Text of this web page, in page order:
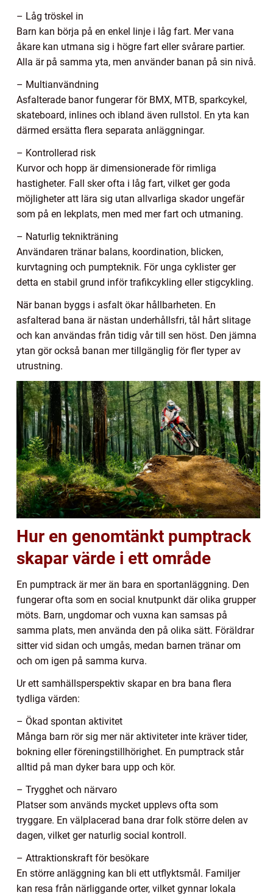
– Låg tröskel in
Barn kan börja på en enkel linje i låg fart. Mer vana
åkare kan utmana sig i högre fart eller svårare partier.
Alla är på samma yta, men använder banan på sin nivå.
– Multianvändning
Asfalterade banor fungerar för BMX, MTB, sparkcykel,
skateboard, inlines och ibland även rullstol. En yta kan
därmed ersätta flera separata anläggningar.
– Kontrollerad risk
Kurvor och hopp är dimensionerade för rimliga
hastigheter. Fall sker ofta i låg fart, vilket ger goda
möjligheter att lära sig utan allvarliga skador ungefär
som på en lekplats, men med mer fart och utmaning.
– Naturlig teknikträning
Användaren tränar balans, koordination, blicken,
kurvtagning och pumpteknik. För unga cyklister ger
detta en stabil grund inför trafikcykling eller stigcykling.
När banan byggs i asfalt ökar hållbarheten. En
asfalterad bana är nästan underhållsfri, tål hårt slitage
och kan användas från tidig vår till sen höst. Den jämna
ytan gör också banan mer tillgänglig för fler typer av
utrustning.
Hur en genomtänkt pumptrack
skapar värde i ett område
En pumptrack är mer än bara en sportanläggning. Den
fungerar ofta som en social knutpunkt där olika grupper
möts. Barn, ungdomar och vuxna kan samsas på
samma plats, men använda den på olika sätt. Föräldrar
sitter vid sidan och umgås, medan barnen tränar om
och om igen på samma kurva.
Ur ett samhällsperspektiv skapar en bra bana flera
tydliga värden:
– Ökad spontan aktivitet
Många barn rör sig mer när aktiviteter inte kräver tider,
bokning eller föreningstillhörighet. En pumptrack står
alltid på man dyker bara upp och kör.
– Trygghet och närvaro
Platser som används mycket upplevs ofta som
tryggare. En välplacerad bana drar folk större delen av
dagen, vilket ger naturlig social kontroll.
– Attraktionskraft för besökare
En större anläggning kan bli ett utflyktsmål. Familjer
kan resa från närliggande orter, vilket gynnar lokala